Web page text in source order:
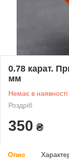
0.78 карат.
мм
Немає в наявності
Роздріб
350 ₴
Опис